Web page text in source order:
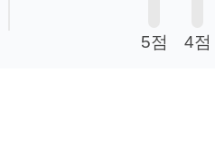
5점 4점